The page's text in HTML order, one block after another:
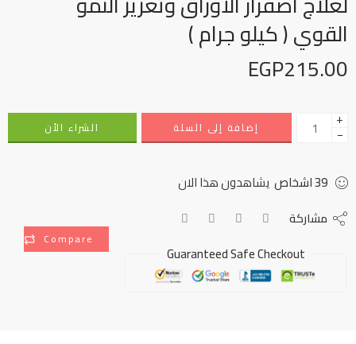
القوي ( كيلو جرام )
EGP215.00
+
− إضافة إلى السلة الشراء الأن
39اشخاص يشاهدون هذا الان
Compare
مشاركة
Guaranteed Safe Checkout